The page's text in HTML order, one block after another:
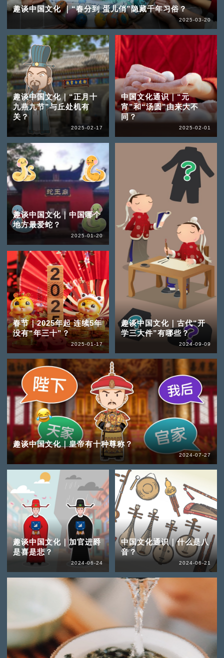
趣谈中国文化 ｜“春分到 蛋儿俏”隐藏千年习俗？
2025-03-20
趣谈中国文化｜“正月十
九燕九节”与丘处机有
关？
2025-02-17
中国文化通识｜“元
宵”和“汤圆”由来大不
同？
2025-02-01
趣谈中国文化｜中国哪个
地方最爱蛇？
2025-01-20
春节｜2025年起 连续5年
没有“年三十”？
2025-01-17
趣谈中国文化｜古代“开
学三大件”有哪些？
2024-09-09
趣谈中国文化｜皇帝有十种尊称？
2024-07-27
趣谈中国文化｜加官进爵
是喜是悲？
2024-06-24
中国文化通识｜什么是八
音？
2024-06-21